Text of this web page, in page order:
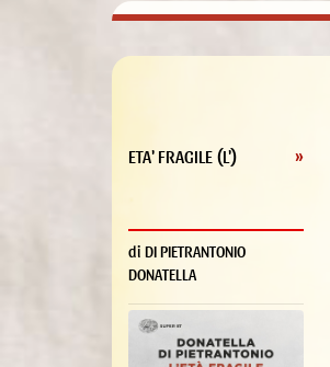
ETA' FRAGILE (L') »
di DI PIETRANTONIO
DONATELLA